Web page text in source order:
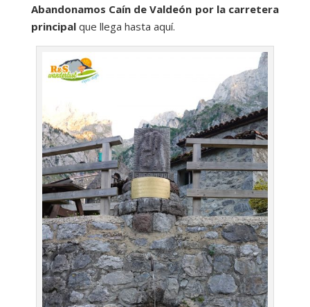
Abandonamos Caín de Valdeón por la carretera
principalque llega hasta aquí.